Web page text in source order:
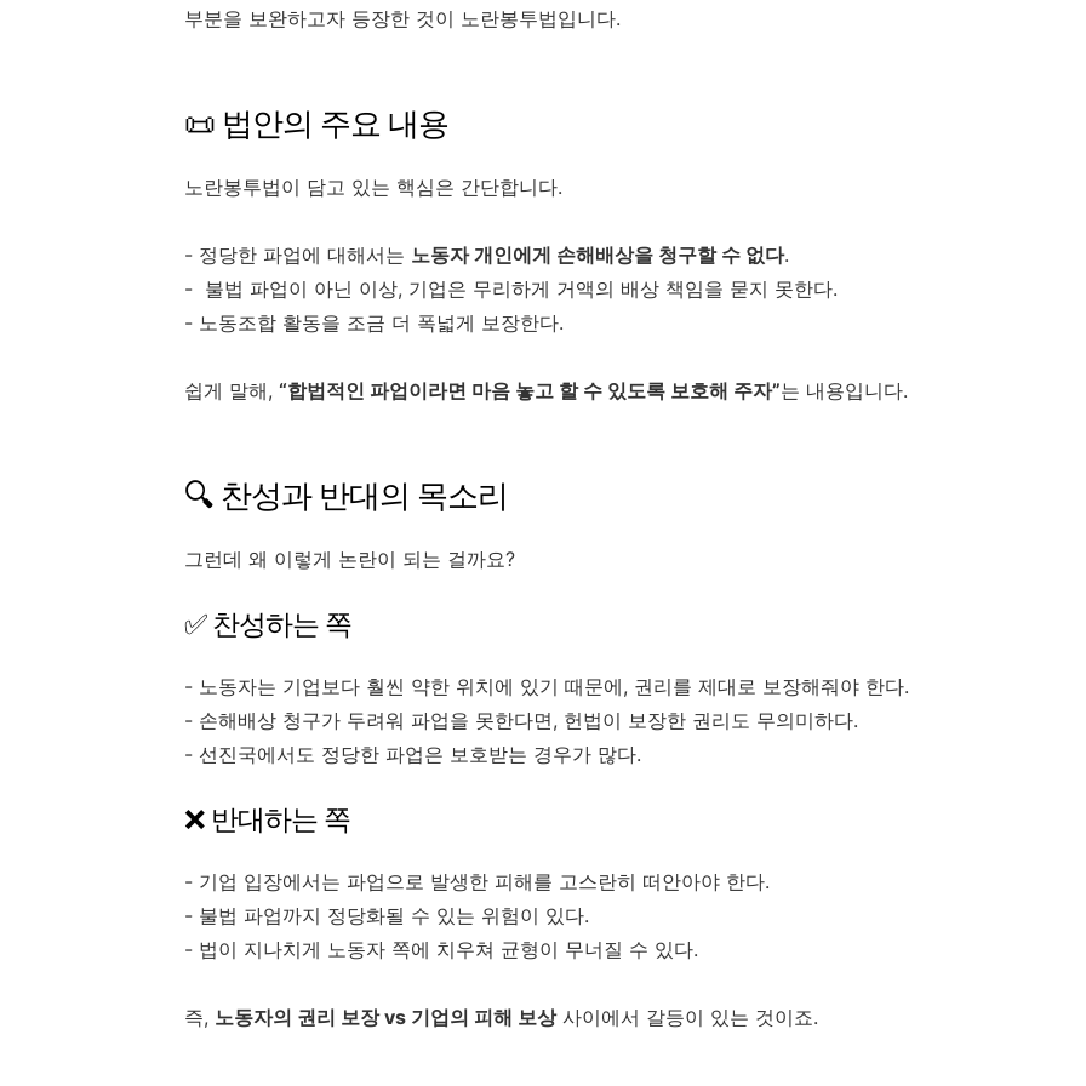
부분을 보완하고자 등장한 것이 노란봉투법입니다.
📜 법안의 주요 내용
노란봉투법이 담고 있는 핵심은 간단합니다.
- 정당한 파업에 대해서는 노동자 개인에게 손해배상을 청구할 수 없다.
- 불법 파업이 아닌 이상, 기업은 무리하게 거액의 배상 책임을 묻지 못한다.
- 노동조합 활동을 조금 더 폭넓게 보장한다.
쉽게 말해, “합법적인 파업이라면 마음 놓고 할 수 있도록 보호해 주자”는 내용입니다.
🔍 찬성과 반대의 목소리
그런데 왜 이렇게 논란이 되는 걸까요?
✅ 찬성하는 쪽
- 노동자는 기업보다 훨씬 약한 위치에 있기 때문에, 권리를 제대로 보장해줘야 한다.
- 손해배상 청구가 두려워 파업을 못한다면, 헌법이 보장한 권리도 무의미하다.
- 선진국에서도 정당한 파업은 보호받는 경우가 많다.
❌ 반대하는 쪽
- 기업 입장에서는 파업으로 발생한 피해를 고스란히 떠안아야 한다.
- 불법 파업까지 정당화될 수 있는 위험이 있다.
- 법이 지나치게 노동자 쪽에 치우쳐 균형이 무너질 수 있다.
즉, 노동자의 권리 보장 vs 기업의 피해 보상사이에서 갈등이 있는 것이죠.